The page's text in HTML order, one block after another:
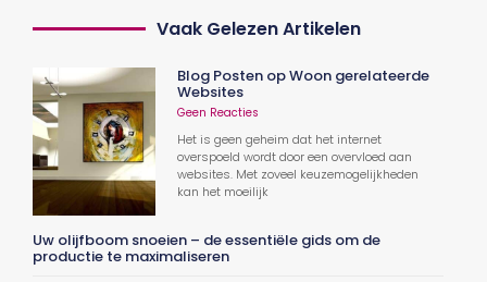
Vaak Gelezen Artikelen
Blog Posten op Woon gerelateerde
Websites
Geen Reacties
Het is geen geheim dat het internet
overspoeld wordt door een overvloed aan
websites. Met zoveel keuzemogelijkheden
kan het moeilijk
Uw olijfboom snoeien – de essentiële gids om de
productie te maximaliseren